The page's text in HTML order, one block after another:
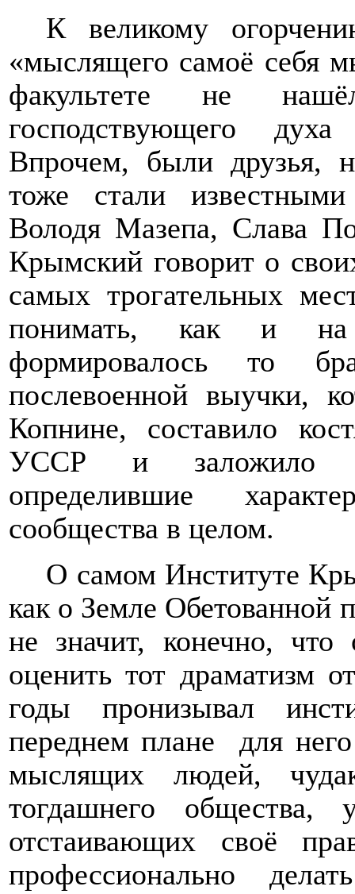
К великому
«мыслящего самоё себя
факультете не
господствующего
Впрочем, были друзья,
тоже стали
Володя Мазепа, Слава
Крымский говорит о
самых трогательных
понимать, как и на
формировалось то
послевоенной выучки,
Копнине, составило
УССР и заложило
определившие
сообщества в целом.
О самом Институте
как о Земле Обетованной
не значит, конечно,
оценить тот драматизм
годы пронизывал
переднем плане
для
мыслящих людей,
тогдашнего
отстаивающих своё
профессионально